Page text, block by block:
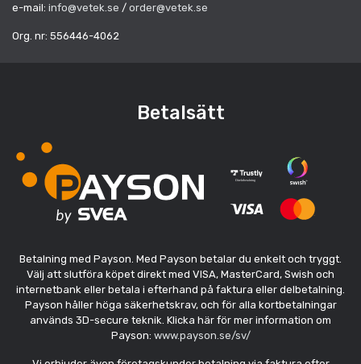
e-mail: info@vetek.se / order@vetek.se
Org. nr: 556446-4062
Betalsätt
Betalning med Payson. Med Payson betalar du enkelt och tryggt.
Välj att slutföra köpet direkt med VISA, MasterCard, Swish och
internetbank eller betala i efterhand på faktura eller delbetalning.
Payson håller höga säkerhetskrav, och för alla kortbetalningar
används 3D-secure teknik. Klicka här för mer information om
Payson: www.payson.se/sv/